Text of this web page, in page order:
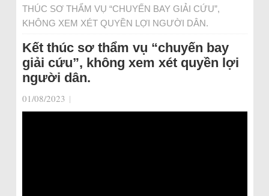
THÚC SƠ THẨM VỤ “CHUYẾN BAY GIẢI CỨU”,
KHÔNG XEM XÉT QUYỀN LỢI NGƯỜI DÂN.
Kết thúc sơ thẩm vụ “chuyến bay
giải cứu”, không xem xét quyền lợi
người dân.
01/08/2023 |